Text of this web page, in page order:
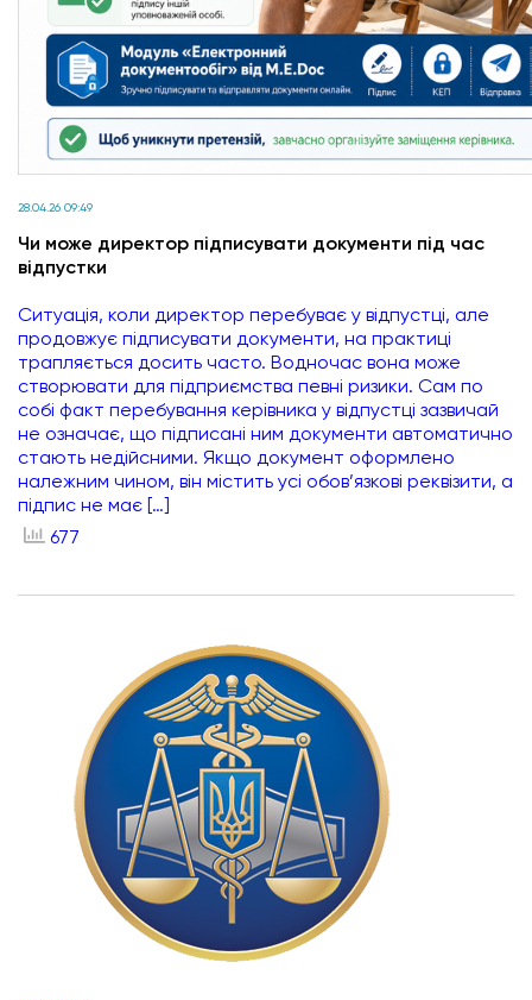
28.04.26 09:49
Чи може директор підписувати документи під час
відпустки
Ситуація, коли директор перебуває у відпустці, але
продовжує підписувати документи, на практиці
трапляється досить часто. Водночас вона може
створювати для підприємства певні ризики. Сам по
собі факт перебування керівника у відпустці зазвичай
не означає, що підписані ним документи автоматично
стають недійсними. Якщо документ оформлено
належним чином, він містить усі обов’язкові реквізити, а
підпис не має […]
677